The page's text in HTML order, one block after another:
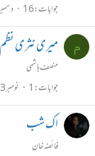
جوابات 16 دسمبر 27،
م میری نثری نظم
منصف ہاشمی
جوابات 1 نومبر 23، 2020
اک شب
فائضہ خان